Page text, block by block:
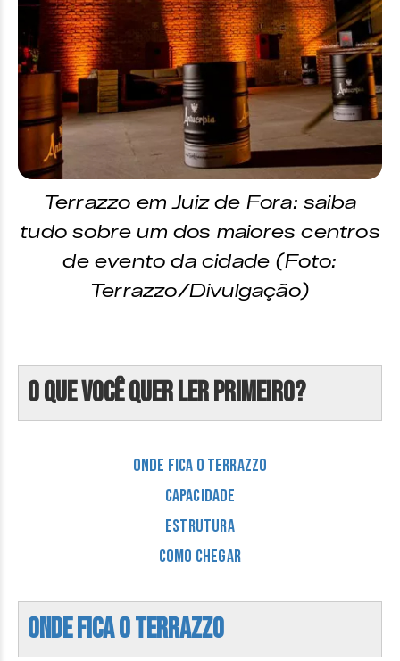
Terrazzo em Juiz de Fora: saiba
tudo sobre um dos maiores centros
de evento da cidade (Foto:
Terrazzo/Divulgação)
O que você quer ler primeiro?
Onde fica o Terrazzo
Capacidade
Estrutura
Como chegar
Onde fica o Terrazzo